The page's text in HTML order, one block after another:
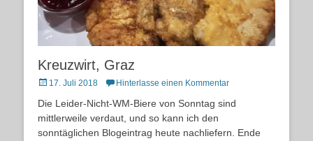
Kreuzwirt, Graz
Posted
17. Juli 2018 Hinterlasse einen Kommentar
Die Leider-Nicht-WM-Biere von Sonntag sind
mittlerweile verdaut, und so kann ich den
sonntäglichen Blogeintrag heute nachliefern. Ende